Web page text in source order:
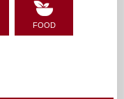
FOOD